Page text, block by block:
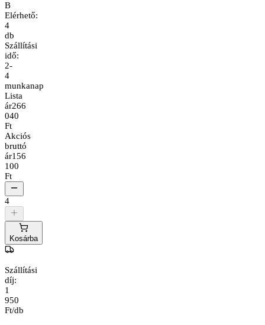
B
Elérhető:
4
db
Szállítási
idő:
2-
4
munkanap
Lista
ár266
040
Ft
Akciós
bruttó
ár156
100
Ft
4
Kosárba
Szállítási
díj:
1
950
Ft/db